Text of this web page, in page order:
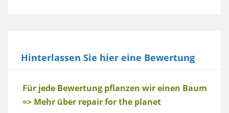
Hinterlassen Sie hier eine Bewertung
Baum
Für jede Bewertung pflanzen wir einen Baum
=> Mehr über repair for the planet